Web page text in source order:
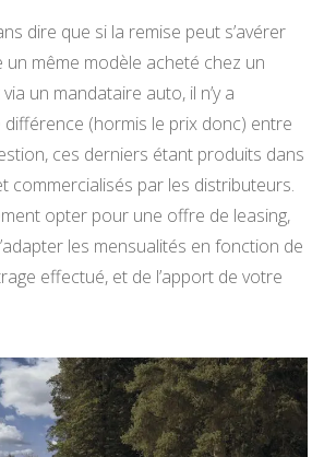
dire que si la remise peut s’avérer
même modèle acheté chez un
un mandataire auto, il n’y a
(hormis le prix donc) entre
ces derniers étant produits dans
commercialisés par les distributeurs.
opter pour une offre de leasing,
les mensualités en fonction de
effectué, et de l’apport de votre